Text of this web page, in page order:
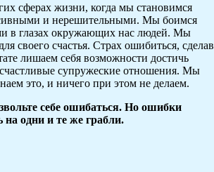
сферах жизни, когда мы становимся
и нерешительными. Мы боимся
в глазах окружающих нас людей. Мы
своего счастья. Страх ошибиться, сделав
лишаем себя возможности достичь
супружеские отношения. Мы
это, и ничего при этом не делаем.
себе ошибаться. Но ошибки
на одни и те же грабли.